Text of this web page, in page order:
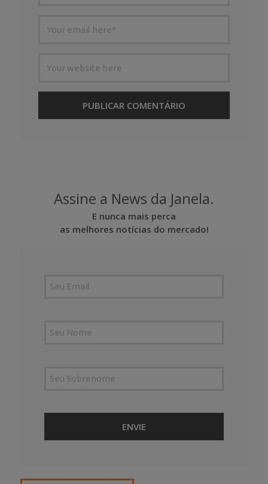
Assine a News da Janela.
E nunca mais perca
as melhores notícias do mercado!